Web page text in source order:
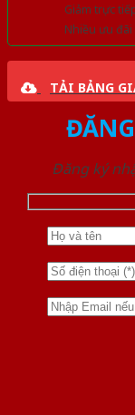
Giảm trực
Nhiều ưu
TẢI BẢNG
Đăng ký